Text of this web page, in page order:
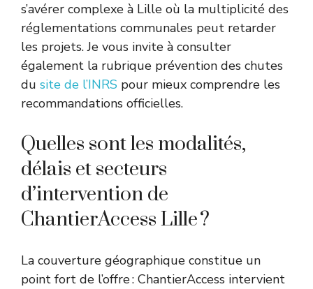
s’avérer complexe à Lille où la multiplicité des
réglementations communales peut retarder
les projets. Je vous invite à consulter
également la rubrique prévention des chutes
du site de l’INRS pour mieux comprendre les
recommandations officielles.
Quelles sont les modalités,
délais et secteurs
d’intervention de
ChantierAccess Lille ?
La couverture géographique constitue un
point fort de l’offre : ChantierAccess intervient